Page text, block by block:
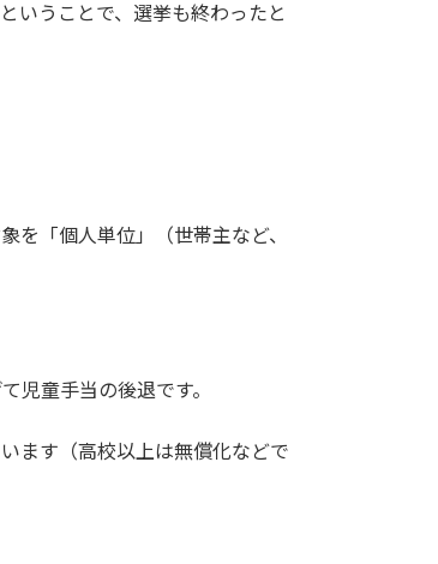
いうことで、選挙も終わったと
を「個人単位」（世帯主など、
児童手当の後退です。
ます（高校以上は無償化などで